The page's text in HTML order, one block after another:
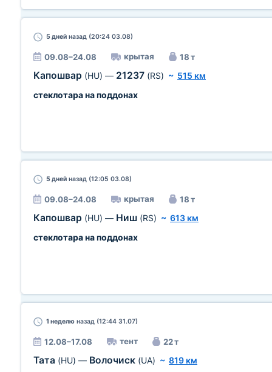
5 дней назад (20:24 03.08)
09.08–24.08 крытая 18 т
Капошвар (HU) — 21237 (RS) ~ 515 км
стеклотара на поддонах
5 дней назад (12:05 03.08)
09.08–24.08 крытая 18 т
Капошвар (HU) — Ниш (RS) ~ 613 км
стеклотара на поддонах
1 неделю назад (12:44 31.07)
12.08–17.08 тент 22 т
Тата (HU) — Волочиск (UA) ~ 819 км